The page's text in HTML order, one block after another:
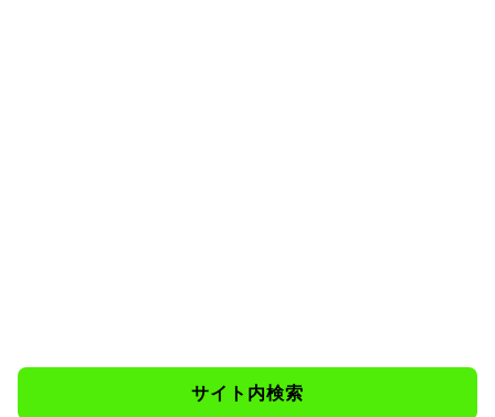
サイト内検索